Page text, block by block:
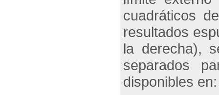
cuadráticos
resultados
la derecha),
separados
disponibles en: